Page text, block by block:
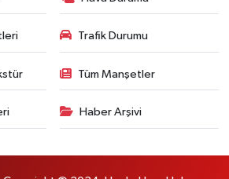
Trafik Durumu
Tüm Manşetler
Haber Arşivi